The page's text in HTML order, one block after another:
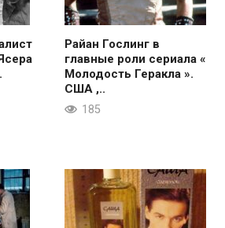
Райан Гослинг в
главные роли сериала «
Молодость Геракла ».
США ,..
185